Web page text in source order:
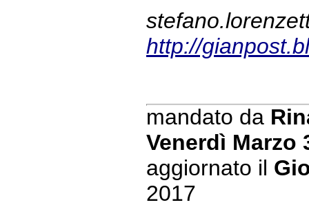
http://
mandato da
Venerdì Marzo
aggiornato il
2017